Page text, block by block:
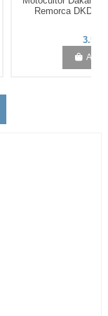
Remorca DKD